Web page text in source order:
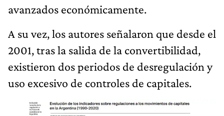
avanzados económicamente.
A su vez, los autores señalaron que desde el
2001, tras la salida de la convertibilidad,
existieron dos periodos de desregulación y
uso excesivo de controles de capitales.